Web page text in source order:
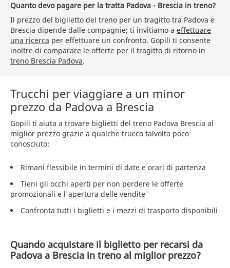
Quanto devo pagare per la tratta Padova - Brescia in treno?
Il prezzo del biglietto del treno per un tragitto tra Padova e
Brescia dipende dalle compagnie; ti invitiamo a effettuare
una ricerca per effettuare un confronto. Gopili ti consente
inoltre di comparare le offerte per il tragitto di ritorno in
treno Brescia Padova.
Trucchi per viaggiare a un minor
prezzo da Padova a Brescia
Gopili ti aiuta a trovare biglietti del treno Padova Brescia al
miglior prezzo grazie a qualche trucco talvolta poco
conosciuto:
Rimani flessibile in termini di date e orari di partenza
Tieni gli occhi aperti per non perdere le offerte
promozionali e l'apertura delle vendite
Confronta tutti i biglietti e i mezzi di trasporto disponibili
Quando acquistare il biglietto per recarsi da
Padova a Brescia in treno al miglior prezzo?